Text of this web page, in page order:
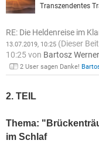
Transzendentes
RE: Die Heldenreise im
13.07.2019, 10:25 (Dieser
10:25 von Bartosz Werner
2 User sagen Danke!
2. TEIL
Thema:
im Schlaf